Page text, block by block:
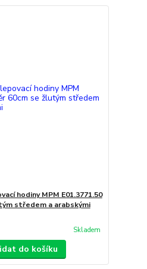
hodiny MPM E01.3771.50
středem a arabskými
Skladem
do košíku